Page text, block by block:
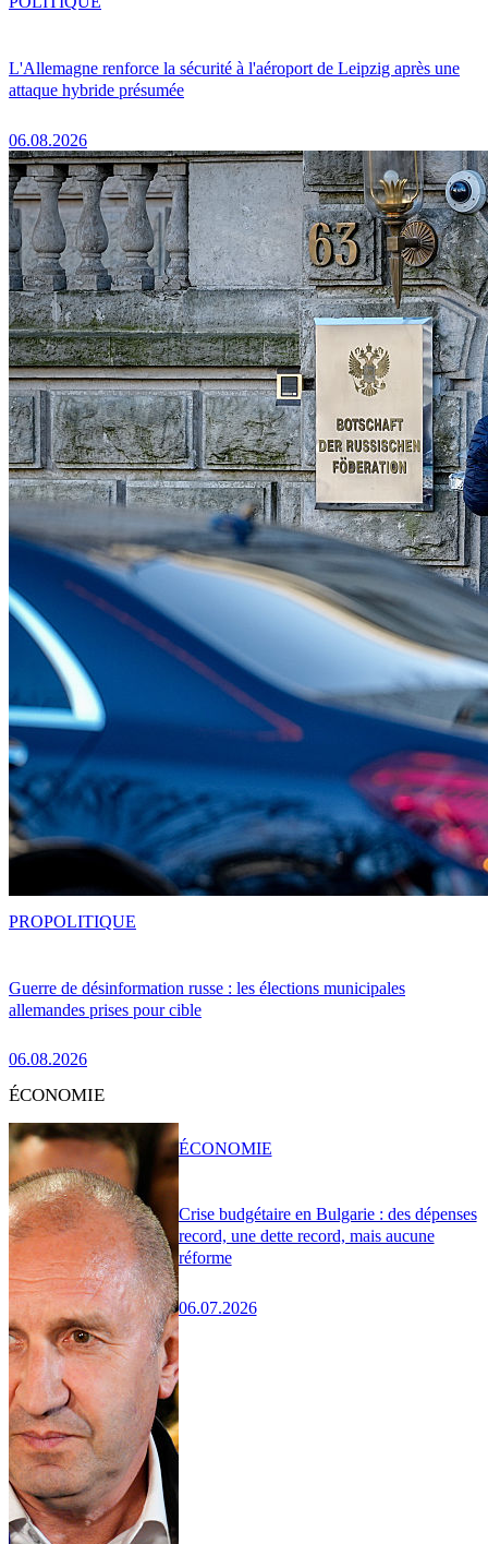
L'Allemagne renforce la sécurité à l'aéroport de Leipzig après une
attaque hybride présumée
06.08.2026
Guerre de désinformation russe : les élections municipales
allemandes prises pour cible
06.08.2026
PROPOLITIQUE
ÉCONOMIE
Crise budgétaire en Bulgarie : des dépenses
record, une dette record, mais aucune
réforme
06.07.2026
ÉCONOMIE